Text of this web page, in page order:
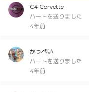
C4 Corvette
ハートを送りました
4年前
かっぺい
ハートを送りました
4年前